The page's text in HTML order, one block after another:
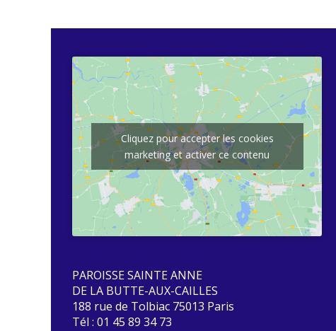
Cliquez pour accepter les cookies
marketing et activer ce contenu
PAROISSE SAINTE ANNE
DE LA BUTTE-AUX-CAILLES
188 rue de Tolbiac 75013 Paris
Tél : 01 45 89 34 73